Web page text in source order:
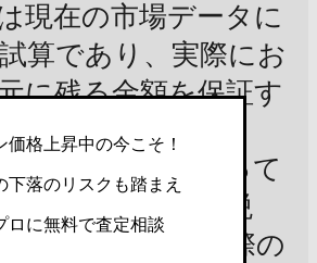
現在の市場データに
算であり、実際にお
に残る金額を保証す
ありません
：宅建業法によって
上限金額（消費税
しています。実際の
価格上昇中の今こそ！
下落のリスクも踏まえ
ロに無料で査定相談